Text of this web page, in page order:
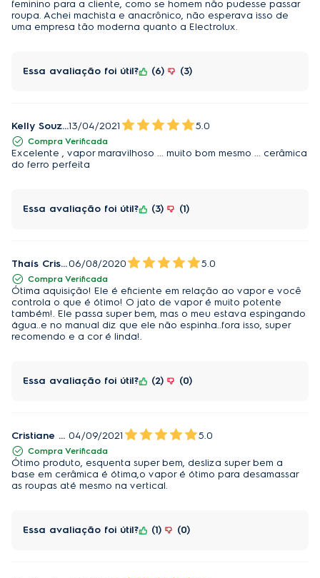
feminino para a cliente, como se homem não pudesse passar
roupa. Achei machista e anacrônico, não esperava isso de
uma empresa tão moderna quanto a Electrolux.
Essa avaliação foi útil? 6 3
Kelly Souza13/04/2021 5.0
Compra Verificada
Excelente , vapor maravilhoso ... muito bom mesmo ... cerâmica
do ferro perfeita
Essa avaliação foi útil? 3 1
Thaís Cristiane dos Santos06/08/2020 5.0
Compra Verificada
Ótima aquisição! Ele é eficiente em relação ao vapor e você
controla o que é ótimo! O jato de vapor é muito potente
também!. Ele passa super bem, mas o meu estava espingando
água..e no manual diz que ele não espinha..fora isso, super
recomendo e a cor é linda!.
Essa avaliação foi útil? 2 0
Cristiane Rodrigues Domingues 04/09/2021 5.0
Compra Verificada
Ótimo produto, esquenta super bem, desliza super bem a
base em cerâmica é ótima,o vapor é ótimo para desamassar
as roupas até mesmo na vertical.
Essa avaliação foi útil? 1 0